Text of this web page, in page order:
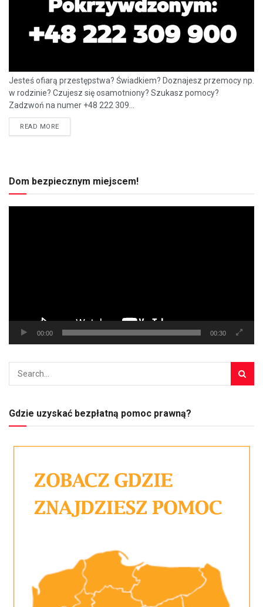
Jesteś ofiarą przestępstwa? Świadkiem? Doznajesz przemocy np.
w rodzinie? Czujesz się osamotniony? Szukasz pomocy?
Zadzwoń na numer +48 222 309...
READ MORE
Dom bezpiecznym miejscem!
00:00 00:30
Gdzie uzyskać bezpłatną pomoc prawną?